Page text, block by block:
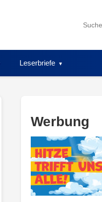
Search
Leserbriefe
Werbung